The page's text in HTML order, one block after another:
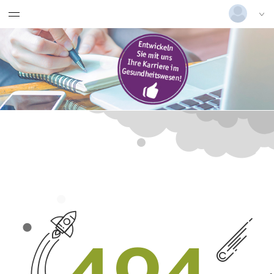
Deutsch
Englisch
Login
Versionsnummer: 2025.3.06.58852
Grundkurs Kinaesthetics für
pflegende Angehörige
Pflegekurse Angehörige
Menügruppe